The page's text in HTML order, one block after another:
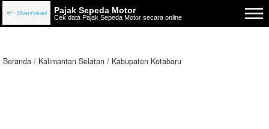
Pajak Sepeda Motor
Cek data Pajak Sepeda Motor secara online
Beranda Kalimantan Selatan Kabupaten Kotabaru